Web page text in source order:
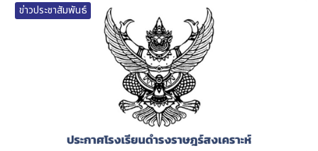
ข่าวประชาสัมพันธ์